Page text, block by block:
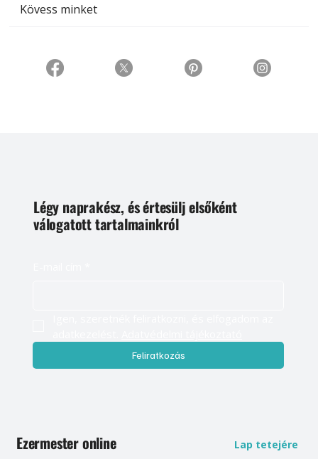
Kövess minket
Légy naprakész, és értesülj elsőként
válogatott tartalmainkról
Feliratkozás
Ezermester online Lap tetejére